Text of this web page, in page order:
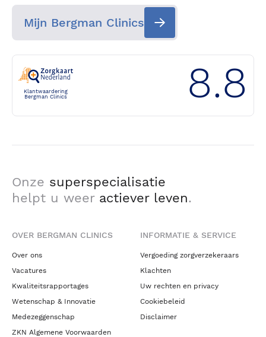
Mijn Bergman Clinics
Klantwaardering
Bergman Clinics
8.8
Onze superspecialisatie
helpt u weer actiever leven.
OVER BERGMAN CLINICS
Over ons
Vacatures
Kwaliteitsrapportages
Wetenschap & Innovatie
Medezeggenschap
ZKN Algemene Voorwaarden
INFORMATIE & SERVICE
Vergoeding zorgverzekeraars
Klachten
Uw rechten en privacy
Cookiebeleid
Disclaimer